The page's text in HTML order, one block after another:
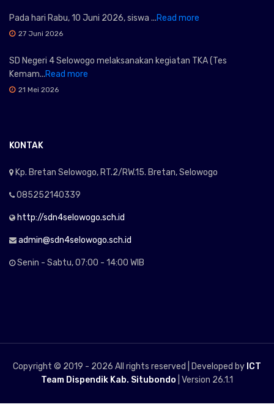
Pada hari Rabu, 10 Juni 2026, siswa ...Read more
27 Juni 2026
SD Negeri 4 Selowogo melaksanakan kegiatan TKA (Tes
Kemam...Read more
21 Mei 2026
KONTAK
Kp. Bretan Selowogo, RT.2/RW.15. Bretan, Selowogo
085252140339
http://sdn4selowogo.sch.id
admin@sdn4selowogo.sch.id
Senin - Sabtu, 07:00 - 14:00 WIB
Copyright © 2019 - 2026 All rights reserved | Developed by ICT
Team Dispendik Kab. Situbondo | Version 26.1.1